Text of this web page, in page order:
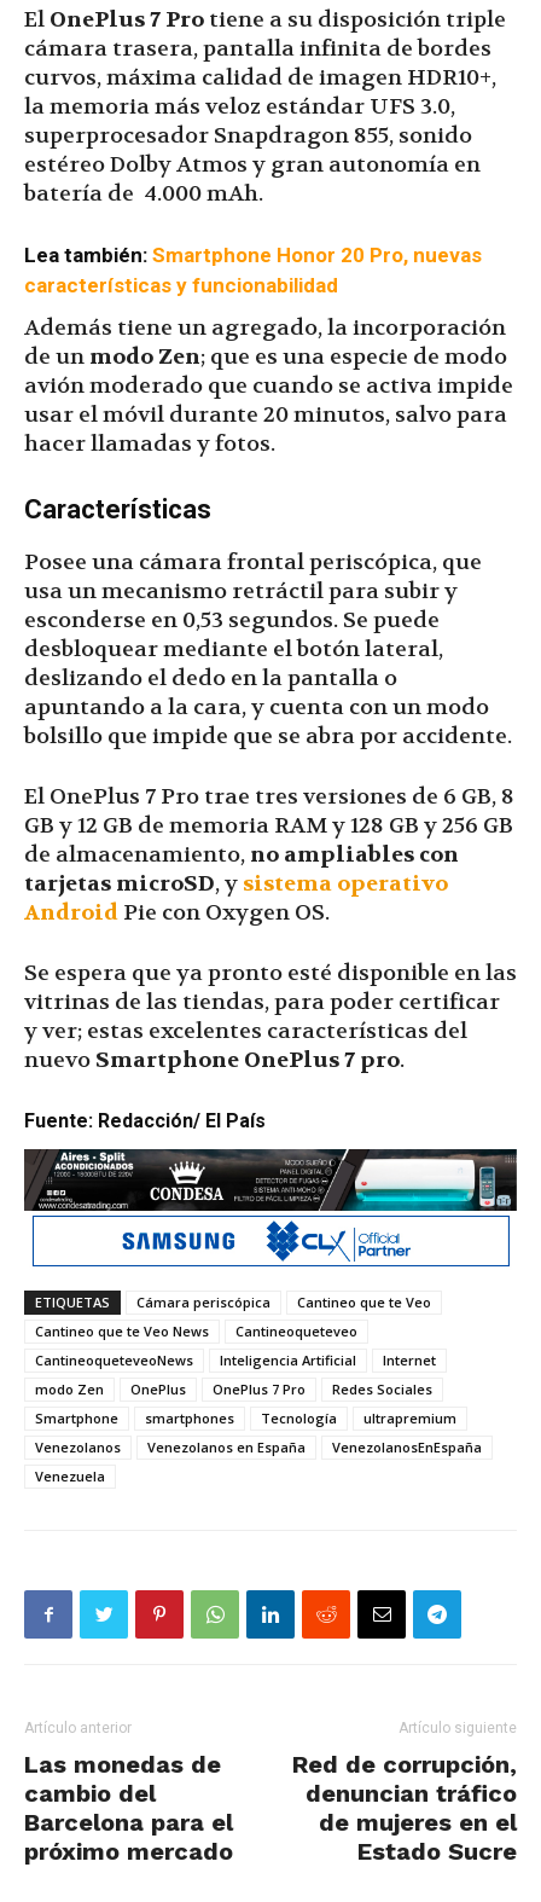
El OnePlus 7 Pro tiene a su disposición triple
cámara trasera, pantalla infinita de bordes
curvos, máxima calidad de imagen HDR10+,
la memoria más veloz estándar UFS 3.0,
superprocesador Snapdragon 855, sonido
estéreo Dolby Atmos y gran autonomía en
batería de 4.000 mAh.
Lea también: Smartphone Honor 20 Pro, nuevas
características y funcionabilidad
Además tiene un agregado, la incorporación
de un modo Zen; que es una especie de modo
avión moderado que cuando se activa impide
usar el móvil durante 20 minutos, salvo para
hacer llamadas y fotos.
Características
Posee una cámara frontal periscópica, que
usa un mecanismo retráctil para subir y
esconderse en 0,53 segundos. Se puede
desbloquear mediante el botón lateral,
deslizando el dedo en la pantalla o
apuntando a la cara, y cuenta con un modo
bolsillo que impide que se abra por accidente.
El OnePlus 7 Pro trae tres versiones de 6 GB, 8
GB y 12 GB de memoria RAM y 128 GB y 256 GB
de almacenamiento, no ampliables con
tarjetas microSD, y sistema operativo
Android Pie con Oxygen OS.
Se espera que ya pronto esté disponible en las
vitrinas de las tiendas, para poder certificar
y ver; estas excelentes características del
nuevo Smartphone OnePlus 7 pro.
Fuente: Redacción/ El País
ETIQUETAS Cámara periscópica
Cantineo que te Veo
Cantineo que te Veo News
Cantineoqueteveo
CantineoqueteveoNews
Inteligencia Artificial
Internet
modo Zen
OnePlus OnePlus 7 Pro
Redes Sociales
Smartphone
smartphones Tecnología
ultrapremium
Venezolanos
Venezolanos en España
VenezolanosEnEspaña
Venezuela
Artículo anterior
Las monedas de
cambio del
Barcelona para el
próximo mercado
Artículo siguiente
Red de corrupción,
denuncian tráfico
de mujeres en el
Estado Sucre